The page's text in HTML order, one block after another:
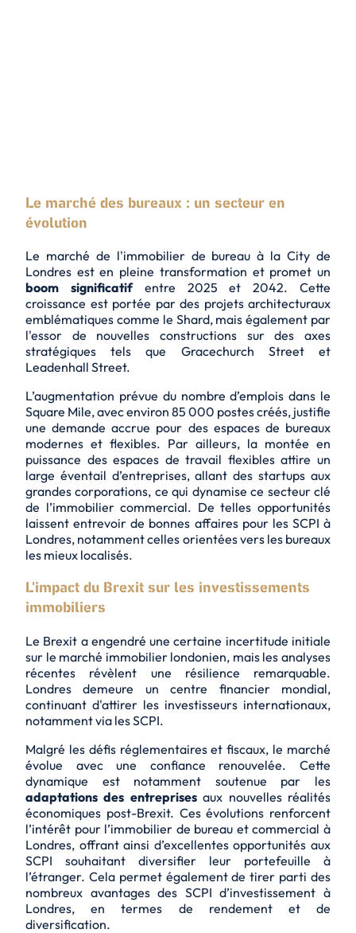
Le marché des bureaux : un secteur en
évolution
Le marché de l'immobilier de bureau à la City de
Londres est en pleine transformation et promet un
boom significatif entre 2025 et 2042. Cette
croissance est portée par des projets architecturaux
emblématiques comme le Shard, mais également par
l'essor de nouvelles constructions sur des axes
stratégiques tels que Gracechurch Street et
Leadenhall Street.
L’augmentation prévue du nombre d’emplois dans le
Square Mile, avec environ 85 000 postes créés, justifie
une demande accrue pour des espaces de bureaux
modernes et flexibles. Par ailleurs, la montée en
puissance des espaces de travail flexibles attire un
large éventail d’entreprises, allant des startups aux
grandes corporations, ce qui dynamise ce secteur clé
de l’immobilier commercial. De telles opportunités
laissent entrevoir de bonnes affaires pour les SCPI à
Londres, notamment celles orientées vers les bureaux
les mieux localisés.
L'impact du Brexit sur les investissements
immobiliers
Le Brexit a engendré une certaine incertitude initiale
sur le marché immobilier londonien, mais les analyses
récentes révèlent une résilience remarquable.
Londres demeure un centre financier mondial,
continuant d'attirer les investisseurs internationaux,
notamment via les SCPI.
Malgré les défis réglementaires et fiscaux, le marché
évolue avec une confiance renouvelée. Cette
dynamique est notamment soutenue par les
adaptations des entreprisesaux nouvelles réalités
économiques post-Brexit. Ces évolutions renforcent
l’intérêt pour l’immobilier de bureau et commercial à
Londres, offrant ainsi d’excellentes opportunités aux
SCPI souhaitant diversifier leur portefeuille à
l’étranger. Cela permet également de tirer parti des
nombreux avantages des SCPI d’investissement à
Londres, en termes de rendement et de
diversification.